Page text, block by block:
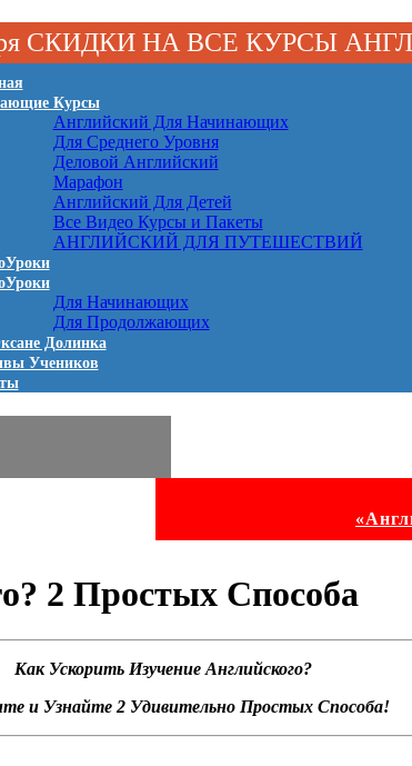
СКИДКИ НА ВСЕ КУРСЫ
Курсы
Английский Для Начинающих
Для Среднего Уровня
Деловой Английский
Марафон
Английский Для Детей
Все Видео Курсы и Пакеты
АНГЛИЙСКИЙ ДЛЯ ПУТЕШЕСТВИЙ
Для Начинающих
Для Продолжающих
Долинка
Учеников
2 Простых Способа
Как Ускорить Изучение Английского?
и Узнайте 2 Удивительно Простых Способа!